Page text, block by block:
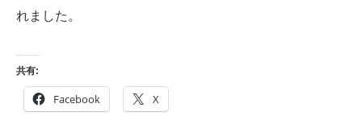
れました。
共有:
Facebook X